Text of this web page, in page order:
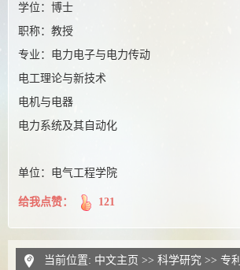
学位：博士
职称：教授
专业：电力电子与电力传动
电工理论与新技术
电机与电器
电力系统及其自动化
单位：电气工程学院
给我点赞： 121
当前位置: 中文主页 >> 科学研究 >> 专利